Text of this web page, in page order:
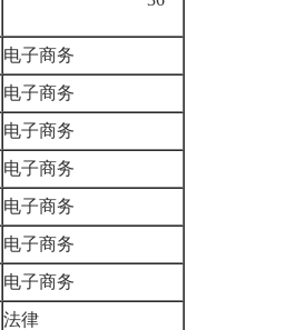
电子商务
电子商务
电子商务
电子商务
电子商务
电子商务
电子商务
法律